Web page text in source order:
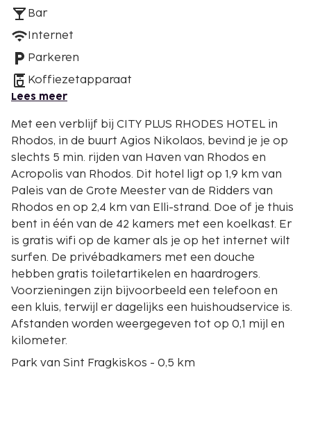
Bar
Internet
Parkeren
Koffiezetapparaat
Lees meer
Met een verblijf bij CITY PLUS RHODES HOTEL in
Rhodos, in de buurt Agios Nikolaos, bevind je je op
slechts 5 min. rijden van Haven van Rhodos en
Acropolis van Rhodos. Dit hotel ligt op 1,9 km van
Paleis van de Grote Meester van de Ridders van
Rhodos en op 2,4 km van Elli-strand. Doe of je thuis
bent in één van de 42 kamers met een koelkast. Er
is gratis wifi op de kamer als je op het internet wilt
surfen. De privébadkamers met een douche
hebben gratis toiletartikelen en haardrogers.
Voorzieningen zijn bijvoorbeeld een telefoon en
een kluis, terwijl er dagelijks een huishoudservice is.
Afstanden worden weergegeven tot op 0,1 mijl en
kilometer.
Park van Sint Fragkiskos - 0,5 km